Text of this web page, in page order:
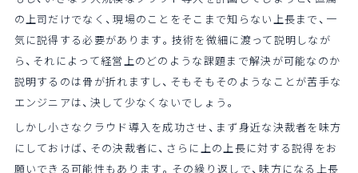
の上司だけでなく、現場のことをそこまで知らない上長まで、一
気に説得する必要があります。技術を微細に渡って説明しなが
ら、それによって経営上のどのような課題まで解決が可能なのか
説明するのは骨が折れますし、そもそもそのようなことが苦手な
エンジニアは、決して少なくないでしょう。
しかし小さなクラウド導入を成功させ、まず身近な決裁者を味方
にしておけば、その決裁者に、さらに上の上長に対する説得をお
願いできる可能性もあります。その繰り返しで、味方になる上長